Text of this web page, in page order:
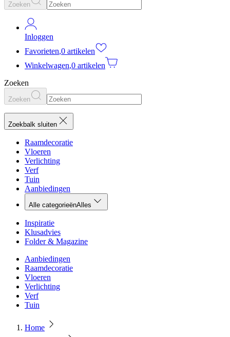
Zoeken
Inloggen
Favorieten,0 artikelen
Winkelwagen,0 artikelen
Zoeken
Zoeken
Zoekbalk sluiten
Raamdecoratie
Vloeren
Verlichting
Verf
Tuin
Aanbiedingen
Alle categorieënAlles
Inspiratie
Klusadvies
Folder & Magazine
Aanbiedingen
Raamdecoratie
Vloeren
Verlichting
Verf
Tuin
Home